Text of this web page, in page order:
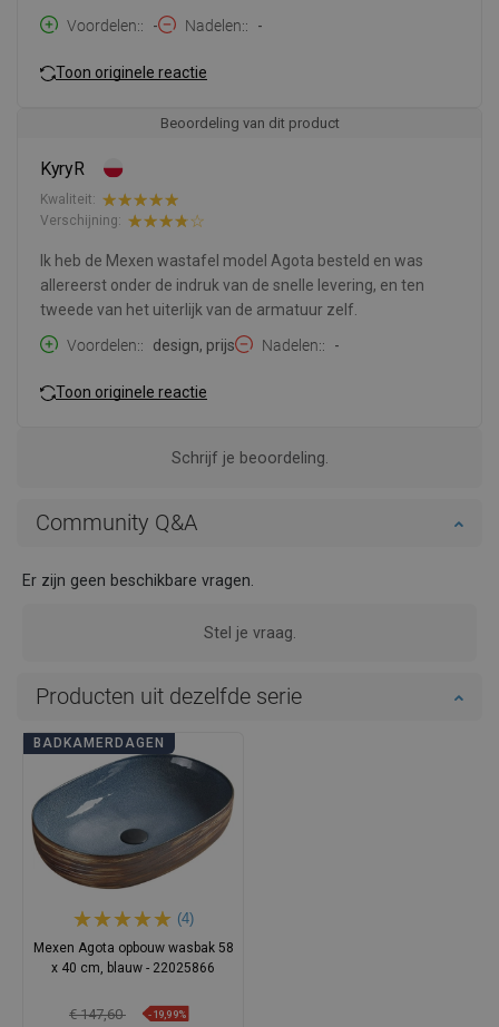
Voordelen:
- Nadelen: -
Toon originele reactie
Beoordeling van dit product
KyryR
Kwaliteit:
Verschijning:
Ik heb de Mexen wastafel model Agota besteld en was
allereerst onder de indruk van de snelle levering, en ten
tweede van het uiterlijk van de armatuur zelf.
Voordelen:
design, prijs Nadelen: -
Toon originele reactie
Schrijf je beoordeling.
Community Q&A
Er zijn geen beschikbare vragen.
Stel je vraag.
Producten uit dezelfde serie
BADKAMERDAGEN
(4)
Mexen Agota opbouw wasbak 58
x 40 cm, blauw - 22025866
€ 147,60 -19,99%